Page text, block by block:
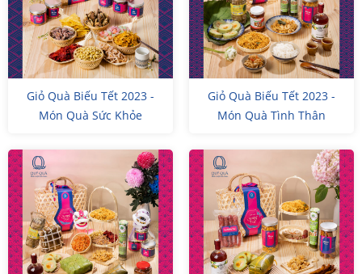
Giỏ Quà Biếu Tết 2023 -
Món Quà Sức Khỏe
Giỏ Quà Biếu Tết 2023 -
Món Quà Tình Thân